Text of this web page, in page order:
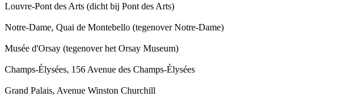
Louvre-Pont des Arts (dicht bij Pont des Arts)
Notre-Dame, Quai de Montebello (tegenover Notre-Dame)
Musée d'Orsay (tegenover het Orsay Museum)
Champs-Élysées, 156 Avenue des Champs-Élysées
Grand Palais, Avenue Winston Churchill